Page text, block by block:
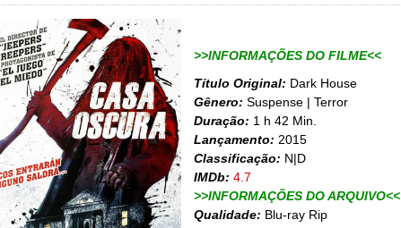
>>INFORMAÇÕES DO FILME<<
Título Original: Dark House
Gênero: Suspense | Terror
Duração: 1 h 42 Min.
Lançamento: 2015
Classificação: N|D
IMDb: 4.7
>>INFORMAÇÕES DO ARQUIVO<<
Qualidade: Blu-ray Rip